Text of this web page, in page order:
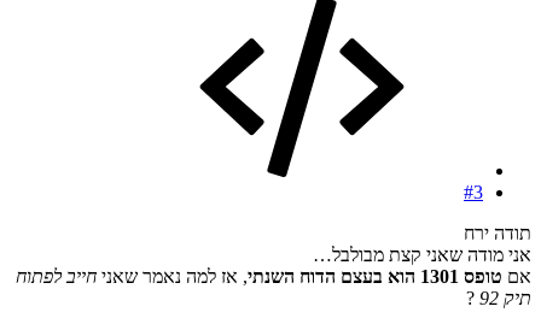
#3
תודה ירח
אני מודה שאני קצת מבולבל…
אם טופס 1301 הוא בעצם הדוח השנתי , אז למה נאמר שאני חייב לפתוח
תיק 92
?